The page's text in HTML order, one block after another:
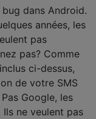
dans Android.
années, les
pas
pas? Comme
ci-dessus,
de votre SMS
Pas Google, les
ne veulent pas